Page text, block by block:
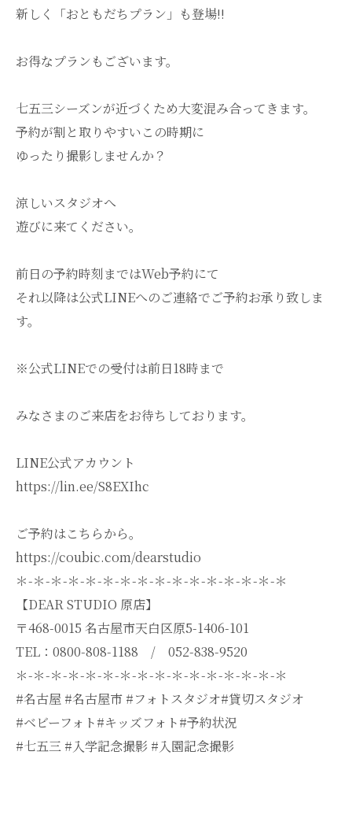
新しく「おともだちプラン」も登場!!
お得なプランもございます。
七五三シーズンが近づくため大変混み合ってきます。
予約が割と取りやすいこの時期に
ゆったり撮影しませんか？
涼しいスタジオへ
遊びに来てください。
前日の予約時刻まではWeb予約にて
それ以降は公式LINEへのご連絡でご予約お承り致しま
す。
※公式LINEでの受付は前日18時まで
みなさまのご来店をお待ちしております。
LINE公式アカウント
https://lin.ee/S8EXIhc
ご予約はこちらから。
https://coubic.com/dearstudio
＊-＊-＊-＊-＊-＊-＊-＊-＊-＊-＊-＊-＊-＊-＊-＊
【DEAR STUDIO 原店】
〒468-0015 名古屋市天白区原5-1406-101
TEL：0800-808-1188 / 052-838-9520
＊-＊-＊-＊-＊-＊-＊-＊-＊-＊-＊-＊-＊-＊-＊-＊
#名古屋 #名古屋市 #フォトスタジオ#貸切スタジオ
#ベビーフォト#キッズフォト#予約状況
#七五三 #入学記念撮影 #入園記念撮影